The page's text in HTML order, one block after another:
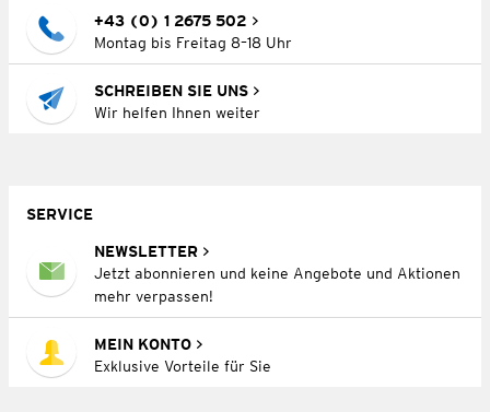
+43 (0) 1 2675 502
Montag bis Freitag 8–18 Uhr
SCHREIBEN SIE UNS
Wir helfen Ihnen weiter
SERVICE
NEWSLETTER
Jetzt abonnieren und keine Angebote und Aktionen
mehr verpassen!
MEIN KONTO
Exklusive Vorteile für Sie